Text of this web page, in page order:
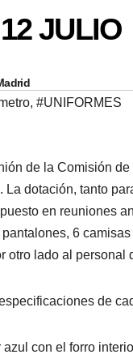
JULIO
, #UNIFORMES
de la Comisión
La dotación, tanto
en reuniones
pantalones, 6
otro lado al
de
azul con el forro